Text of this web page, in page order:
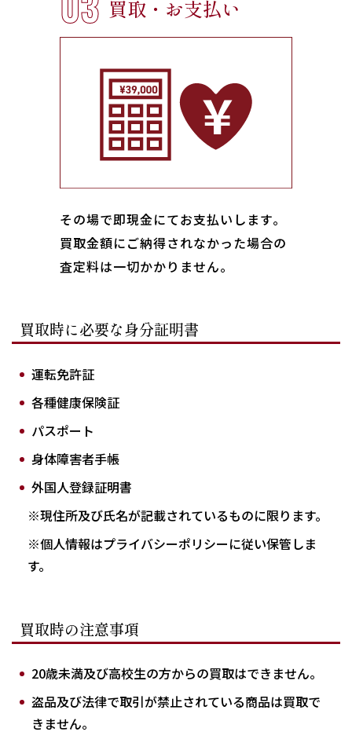
買取・お支払い
その場で即現金にてお支払いします｡
買取金額にご納得されなかった場合の
査定料は一切かかりません。
買取時に必要な身分証明書
運転免許証
各種健康保険証
パスポート
身体障害者手帳
外国人登録証明書
※現住所及び氏名が記載されているものに限ります。
※個人情報はプライバシーポリシーに従い保管しま
す。
買取時の注意事項
20歳未満及び高校生の方からの買取はできません。
盗品及び法律で取引が禁止されている商品は買取で
きません。